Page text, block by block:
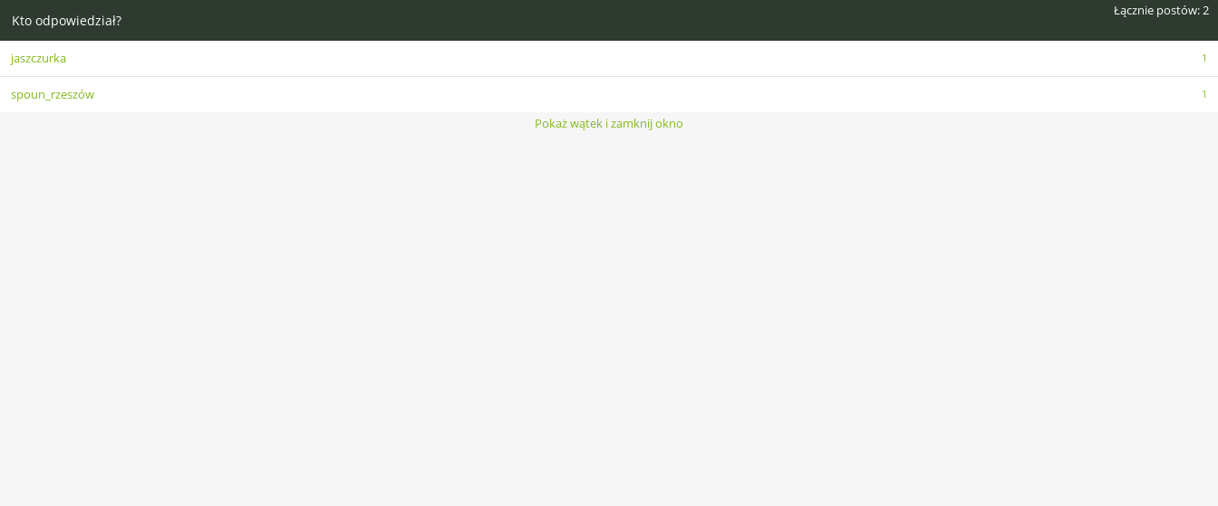
Łącznie postów 2
Kto odpowiedział?
1
jaszczurka
1
spoun_rzeszów
Pokaż wątek i zamknij okno